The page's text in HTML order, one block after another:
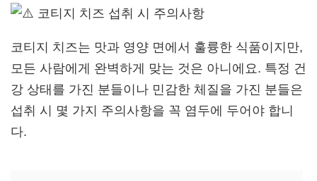
코티지 치즈는 맛과 영양 면에서 훌륭한 식품이지만,
모든 사람에게 완벽하게 맞는 것은 아니에요. 특정 건
강 상태를 가진 분들이나 민감한 체질을 가진 분들은
섭취 시 몇 가지 주의사항을 꼭 염두에 두어야 합니
다.